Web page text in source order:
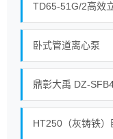
TD65-51G/2高效
卧式管道离心泵
HT250（灰铸铁